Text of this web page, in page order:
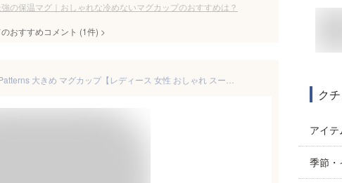
の保温マグ｜おしゃれな冷めないマグカップのおすすめは？
おすすめコメント (1件) >
ク
アイ
季節・